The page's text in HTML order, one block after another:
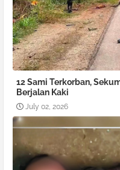
12 Sami Terkorban,
Berjalan Kaki
July 02, 2026